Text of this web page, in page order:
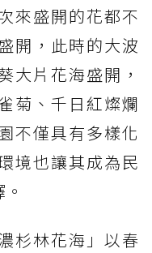
來盛開的花都不
開，此時的大波
大片花海盛開，
菊、千日紅燦爛
不僅具有多樣化
境也讓其成為民
杉林花海」以春